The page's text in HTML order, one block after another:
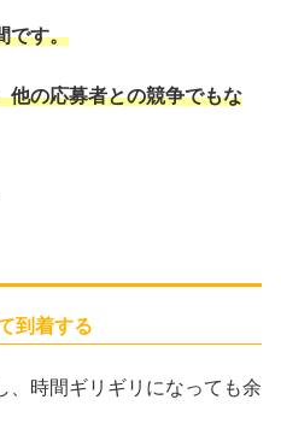
です。
他の応募者との競争でもな
到着する
、時間ギリギリになっても余